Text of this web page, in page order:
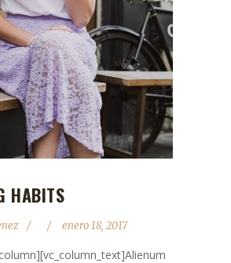
HABITS
enero 18, 2017